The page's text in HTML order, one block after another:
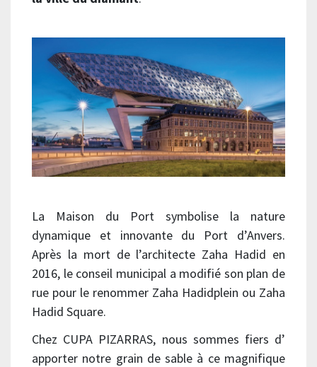
La Maison du Port symbolise la nature
dynamique et innovante du Port d’Anvers.
Après la mort de l’architecte Zaha Hadid en
2016, le conseil municipal a modifié son plan de
rue pour le renommer Zaha Hadidplein ou Zaha
Hadid Square.
Chez CUPA PIZARRAS, nous sommes fiers d’
apporter notre grain de sable à ce magnifique